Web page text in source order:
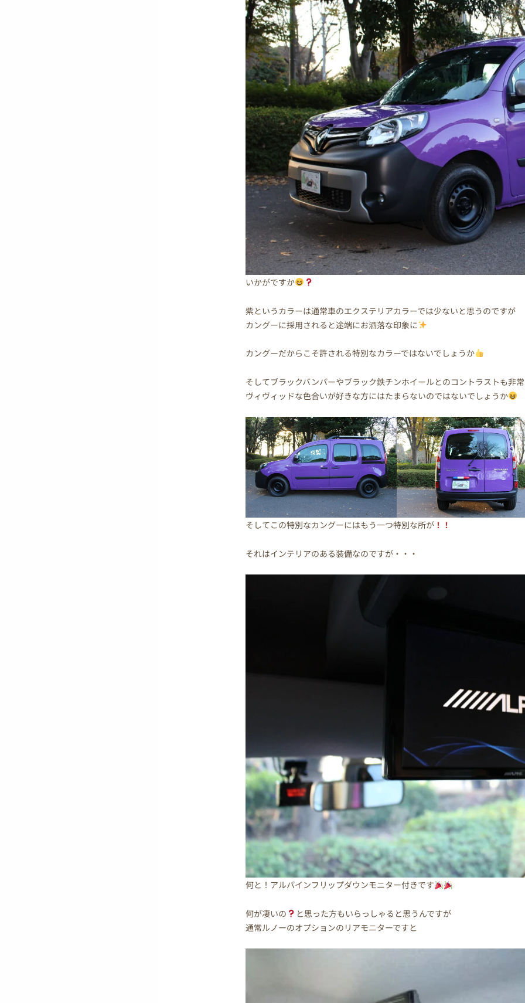
いかがですか
紫というカラーは通常車のエクステリアカラーでは少ないと思うのですが
カングーに採用されると途端にお洒落な印象に
カングーだからこそ許される特別なカラーではないでしょうか
そしてブラックバンパーやブラック鉄チンホイールとのコントラストも非
ヴィヴィッドな色合いが好きな方にはたまらないのではないでしょうか
そしてこの特別なカングーにはもう一つ特別な所が！！
それはインテリアのある装備なのですが・・・
何と！アルパインフリップダウンモニター付きです
何が凄いの
と思った方もいらっしゃると思うんですが
通常ルノーのオプションのリアモニターですと